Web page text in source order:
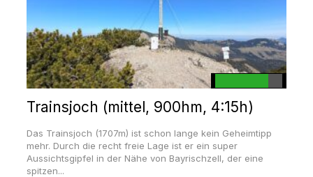
Trainsjoch (mittel, 900hm, 4:15h)
Das Trainsjoch (1707m) ist schon lange kein Geheimtipp
mehr. Durch die recht freie Lage ist er ein super
Aussichtsgipfel in der Nähe von Bayrischzell, der eine
spitzen...